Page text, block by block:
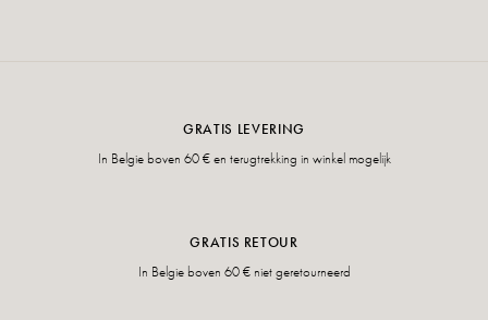
GRATIS LEVERING
In Belgie boven 60 € en terugtrekking in winkel mogelijk
GRATIS RETOUR
In Belgie boven 60 € niet geretourneerd